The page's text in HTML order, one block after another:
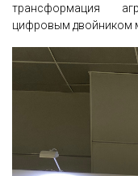
трансформация
цифровым двойником